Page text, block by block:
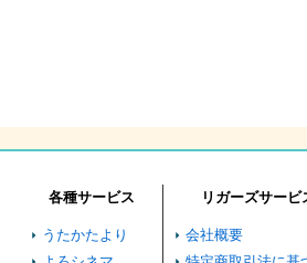
各種サービス
うたかたより
リガーズサービ
会社概要